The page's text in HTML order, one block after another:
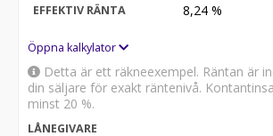
EFFEKTIV RÄNTA 8,24 %
Öppna kalkylator
Detta är ett räkneexempel. Räntan är
din säljare för exakt räntenivå.
minst 20 %.
LÅNEGIVARE